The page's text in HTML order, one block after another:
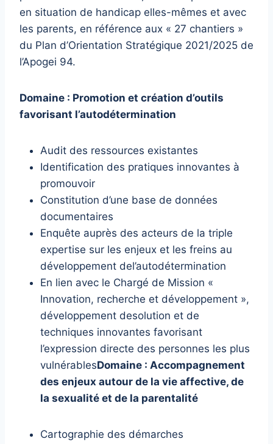
en situation de handicap elles-mêmes et avec
les parents, en référence aux « 27 chantiers »
du Plan d’Orientation Stratégique 2021/2025 de
l’Apogei 94.
Domaine : Promotion et création d’outils
favorisant l’autodétermination
Audit des ressources existantes
Identification des pratiques innovantes à
promouvoir
Constitution d’une base de données
documentaires
Enquête auprès des acteurs de la triple
expertise sur les enjeux et les freins au
développement del’autodétermination
En lien avec le Chargé de Mission «
Innovation, recherche et développement »,
développement desolution et de
techniques innovantes favorisant
l’expression directe des personnes les plus
vulnérablesDomaine : Accompagnement
des enjeux autour de la vie affective, de
la sexualité et de la parentalité
Cartographie des démarches